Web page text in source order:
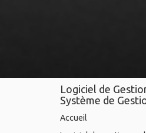
Logiciel de
Système de
Accueil